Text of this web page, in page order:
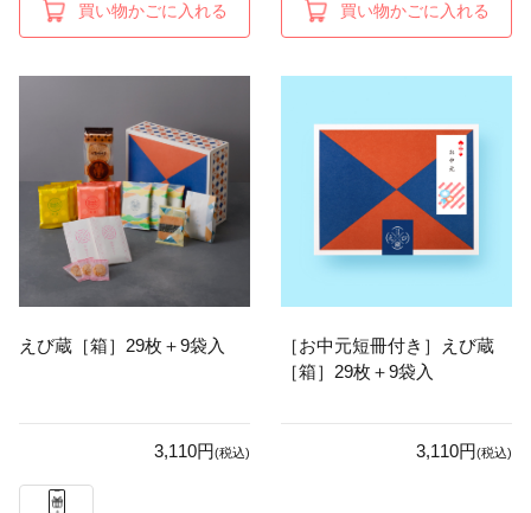
買い物かごに入れる 買い物かごに入れる
えび蔵［箱］29枚＋9袋入
3,110円(税込)
［お中元短冊付き］えび蔵
［箱］29枚＋9袋入
3,110円(税込)